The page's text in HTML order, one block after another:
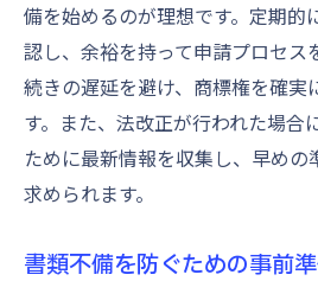
備を始めるのが理想です。定期的
認し、余裕を持って申請プロセス
続きの遅延を避け、商標権を確実
す。また、法改正が行われた場合
ために最新情報を収集し、早めの
求められます。
書類不備を防ぐための事前